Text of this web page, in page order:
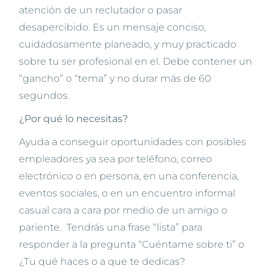
atención de un reclutador o pasar
desapercibido. Es un mensaje conciso,
cuidadosamente planeado, y muy practicado
sobre tu ser profesional en el. Debe contener un
“gancho” o “tema” y no durar más de 60
segundos.
¿Por qué lo necesitas?
Ayuda a conseguir oportunidades con posibles
empleadores ya sea por teléfono, correo
electrónico o en persona, en una conferencia,
eventos sociales, o en un encuentro informal
casual cara a cara por medio de un amigo o
pariente. Tendrás una frase “lista” para
responder a la pregunta “Cuéntame sobre ti” o
¿Tu qué haces o a que te dedicas?